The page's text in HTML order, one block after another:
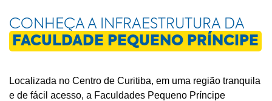
CONHEÇA A INFRAESTRUTURA DA
FACULDADE PEQUENO PRÍNCIPE
Localizada no Centro de Curitiba, em uma região tranquila
e de fácil acesso, a Faculdades Pequeno Príncipe